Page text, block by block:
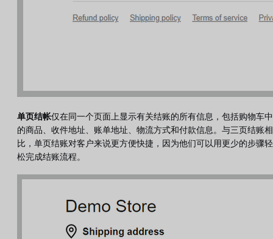
单页结帐仅在同一个页面上显示有关结账的所有信息，包括购物车中
的商品、收件地址、账单地址、物流方式和付款信息。与三页结账相
比，单页结账对客户来说更方便快捷，因为他们可以用更少的步骤轻
松完成结账流程。